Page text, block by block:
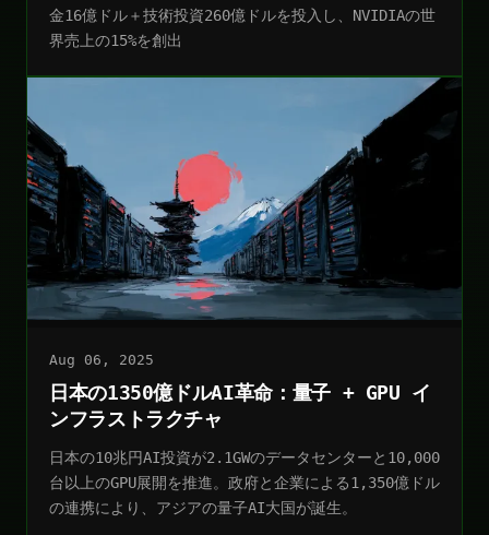
金16億ドル＋技術投資260億ドルを投入し、NVIDIAの世
界売上の15%を創出
Aug 06, 2025
日本の1350億ドルAI革命：量子 + GPU イ
ンフラストラクチャ
日本の10兆円AI投資が2.1GWのデータセンターと10,000
台以上のGPU展開を推進。政府と企業による1,350億ドル
の連携により、アジアの量子AI大国が誕生。